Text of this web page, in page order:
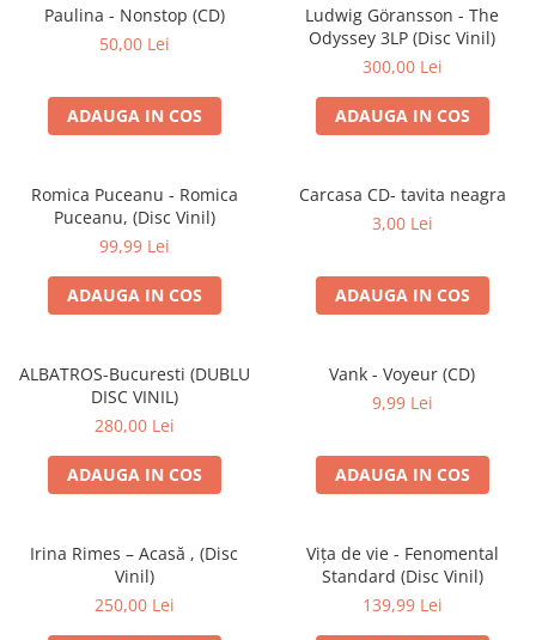
Viniluri Românești
Colecția Electrecord
Paulina - Nonstop (CD)
50,00 Lei
ADAUGA IN COS
Ludwig Göransson - The
Odyssey 3LP (Disc Vinil)
300,00 Lei
ADAUGA IN COS
Romica Puceanu - Romica
Puceanu, (Disc Vinil)
99,99 Lei
ADAUGA IN COS
Carcasa CD- tavita neagra
3,00 Lei
ADAUGA IN COS
ALBATROS-Bucuresti (DUBLU
DISC VINIL)
280,00 Lei
ADAUGA IN COS
Vank - Voyeur (CD)
9,99 Lei
ADAUGA IN COS
Irina Rimes – Acasă , (Disc
Vinil)
250,00 Lei
Vița de vie - Fenomental
Standard (Disc Vinil)
139,99 Lei